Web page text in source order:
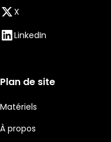
X
LinkedIn
Plan de site
Matériels
À propos